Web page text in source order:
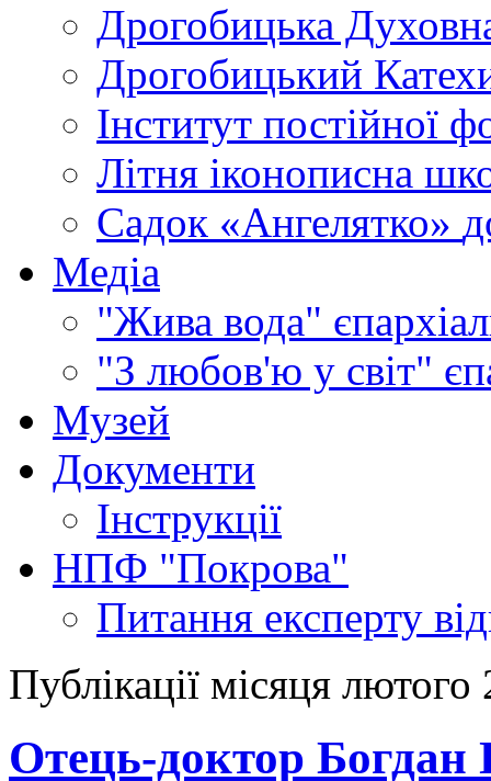
Дрогобицька
Дрогобицький
Інститут постійної
Літня іконописна
Садок «Ангелятко»
Медіа
"Жива вода"
"З любов'ю у світ"
Музей
Документи
Інструкції
НПФ "Покрова"
Питання експерту
Публікації місяця лютого
Отець-доктор